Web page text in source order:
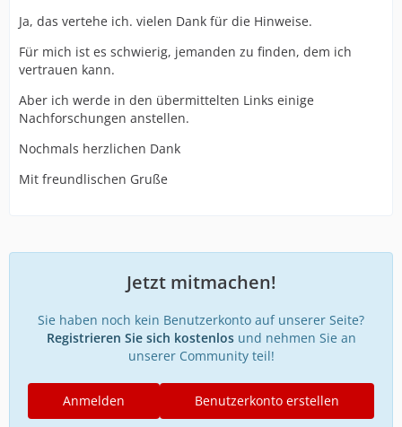
Ja, das vertehe ich. vielen Dank für die Hinweise.
Für mich ist es schwierig, jemanden zu finden, dem ich
vertrauen kann.
Aber ich werde in den übermittelten Links einige
Nachforschungen anstellen.
Nochmals herzlichen Dank
Mit freundlischen Gruße
Jetzt mitmachen!
Sie haben noch kein Benutzerkonto auf unserer Seite?
Registrieren Sie sich kostenlosund nehmen Sie an
unserer Community teil!
Benutzerkonto erstellen
Anmelden